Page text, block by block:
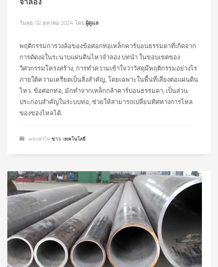
วันพุธ, 02 ตุลาคม 2024 โดย ผู้ดูแล
พฤติกรรมการวงล้อของข้อศอกท่อเหล็กคาร์บอนธรรมดาที่เกิดจาก
การดัดงอในระนาบแผ่นดินไหวจำลอง บทนำ ในขอบเขตของ
วิศวกรรมโครงสร้าง, การทำความเข้าใจว่าวัสดุมีพฤติกรรมอย่างไร
ภายใต้ความเครียดเป็นสิ่งสำคัญ, โดยเฉพาะในพื้นที่เสี่ยงต่อแผ่นดิน
ไหว. ข้อศอกท่อ, มักทำจากเหล็กกล้าคาร์บอนธรรมดา, เป็นส่วน
ประกอบสำคัญในระบบท่อ, ช่วยให้สามารถเปลี่ยนทิศทางการไหล
ของของไหลได้.
เผยแพร่ใน ข่าว, เทคโนโลยี